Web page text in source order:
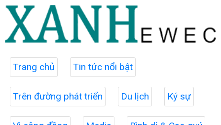
Trang chủ Tin tức nổi bật
Trên đường phát triển Du lịch Ký sự